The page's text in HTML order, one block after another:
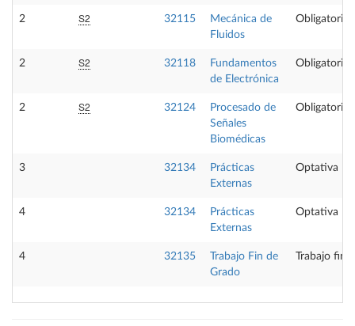
2 S2 32115
Mecánica de
Fluidos
Obligatoria
2 S2 32118
Fundamentos
de Electrónica
Obligatoria
2 S2 32124
Procesado de
Señales
Biomédicas
Obligatoria
3 32134
Prácticas
Externas
Optativa
4 32134
Prácticas
Externas
Optativa
4 32135
Trabajo Fin de
Grado
Trabajo fin